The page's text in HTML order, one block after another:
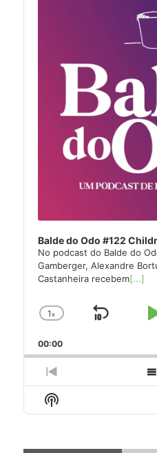
Balde do Odo #122
No podcast do Balde do
Gamberger, Alexandre
Castanheira recebem[...]
Change
Rate
1x
Skip
00:00
Previous
Episode
Show
Podcast